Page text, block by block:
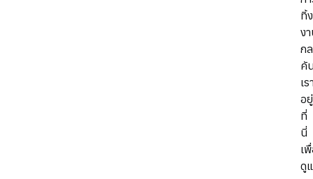
ทิ้ง
ง
ก
คั
เร
อยู่
ที่
นี่
เ
ดู